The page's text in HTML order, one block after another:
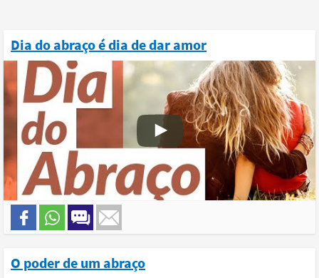
Dia do abraço é dia de dar amor
O poder de um abraço